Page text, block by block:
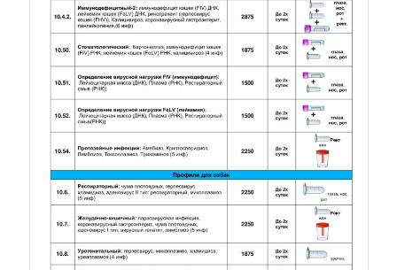
Прайс. Лист 6